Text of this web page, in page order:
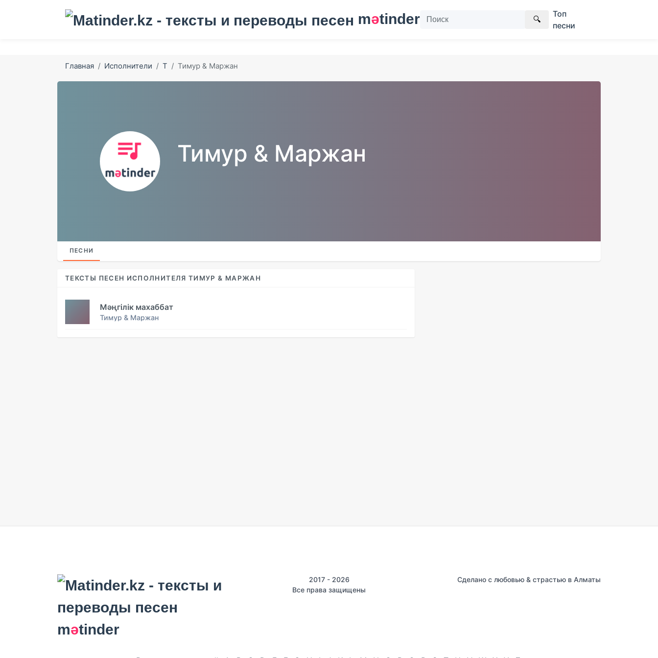
mәtinder 🔍
Топ
песни
Главная Исполнители Т Тимур & Маржан
Тимур & Маржан
ПЕСНИ
ТЕКСТЫ ПЕСЕН ИСПОЛНИТЕЛЯ ТИМУР & МАРЖАН
Мәңгілік махаббат
Тимур & Маржан
mәtinder
2017 - 2026
Все права защищены
Сделано с любовью & страстью в Алматы